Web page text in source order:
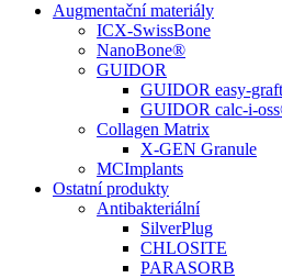
Augmentační materiály
ICX-SwissBone
NanoBone®
GUIDOR
GUIDOR easy-graft
GUIDOR calc-i-
Collagen Matrix
X-GEN Granule
MCImplants
Ostatní produkty
Antibakteriální
SilverPlug
CHLOSITE
PARASORB